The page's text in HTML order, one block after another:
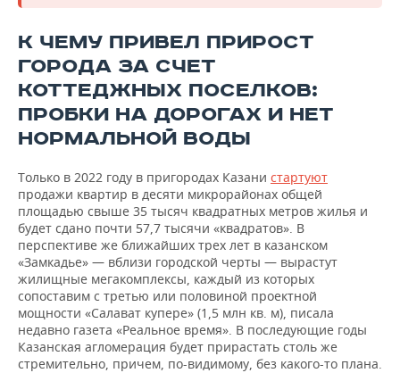
К ЧЕМУ ПРИВЕЛ ПРИРОСТ
ГОРОДА ЗА СЧЕТ
КОТТЕДЖНЫХ ПОСЕЛКОВ:
ПРОБКИ НА ДОРОГАХ И НЕТ
НОРМАЛЬНОЙ ВОДЫ
Только в 2022 году в пригородах Казани стартуют
продажи квартир в десяти микрорайонах общей
площадью свыше 35 тысяч квадратных метров жилья и
будет сдано почти 57,7 тысячи «квадратов». В
перспективе же ближайших трех лет в казанском
«Замкадье» — вблизи городской черты — вырастут
жилищные мегакомплексы, каждый из которых
сопоставим с третью или половиной проектной
мощности «Салават купере» (1,5 млн кв. м), писала
недавно газета «Реальное время». В последующие годы
Казанская агломерация будет прирастать столь же
стремительно, причем, по-видимому, без какого-то плана.